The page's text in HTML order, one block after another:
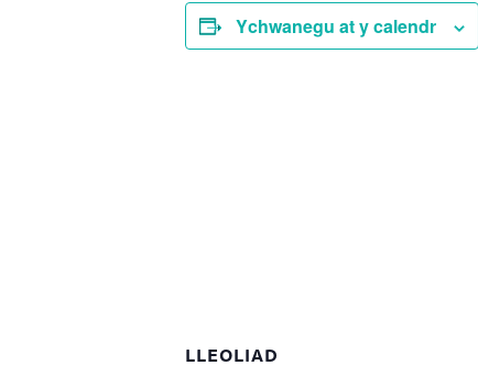
Ychwanegu at y calendr
LLEOLIAD